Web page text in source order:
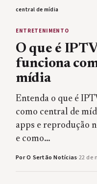
central de mídia
ENTRETENIMENTO
O que é
funciona
mídia
Entenda o que é
como central de
apps e reprodução
e como…
Por O Sertão Notícias·22 de